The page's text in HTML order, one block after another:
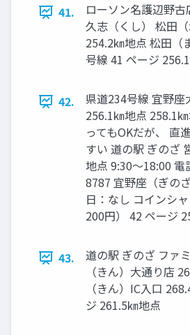
41.
ローソン名護辺野
久志（くし） 松田
254.2㎞地点 松田（
号線 41 ページ
42.
県道234号線 宜野座
256.1㎞地点 258.1
ってもOKだが、 直
すい 道の駅 ぎのざ
地点 9:30〜18:00
8787 宜野座（ぎの
日：なし コインシ
200円） 42 ページ
43.
道の駅 ぎのざ ファ
（きん）大通り店
（きん）IC入口
ジ 261.5㎞地点